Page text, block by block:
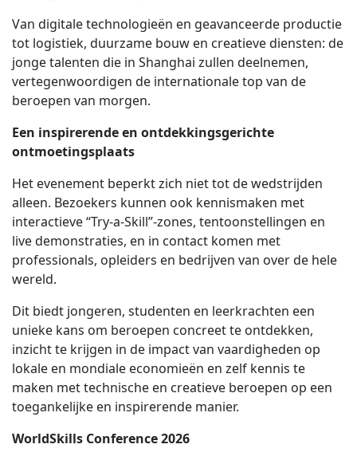
Van digitale technologieën en geavanceerde productie
tot logistiek, duurzame bouw en creatieve diensten: de
jonge talenten die in Shanghai zullen deelnemen,
vertegenwoordigen de internationale top van de
beroepen van morgen.
Een inspirerende en ontdekkingsgerichte
ontmoetingsplaats
Het evenement beperkt zich niet tot de wedstrijden
alleen. Bezoekers kunnen ook kennismaken met
interactieve “Try-a-Skill”-zones, tentoonstellingen en
live demonstraties, en in contact komen met
professionals, opleiders en bedrijven van over de hele
wereld.
Dit biedt jongeren, studenten en leerkrachten een
unieke kans om beroepen concreet te ontdekken,
inzicht te krijgen in de impact van vaardigheden op
lokale en mondiale economieën en zelf kennis te
maken met technische en creatieve beroepen op een
toegankelijke en inspirerende manier.
WorldSkills Conference 2026